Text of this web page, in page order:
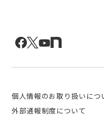
個人情報のお取り扱いにつ
外部通報制度について